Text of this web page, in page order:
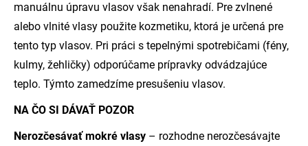
manuálnu úpravu vlasov však nenahradí. Pre zvlnené
alebo vlnité vlasy použite kozmetiku, ktorá je určená pre
tento typ vlasov. Pri práci s tepelnými spotrebičami (fény,
kulmy, žehličky) odporúčame prípravky odvádzajúce
teplo. Týmto zamedzíme presušeniu vlasov.
NA ČO SI DÁVAŤ POZOR
Nerozčesávať mokré vlasy – rozhodne nerozčesávajte